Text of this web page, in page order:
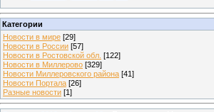
Категории
Новости в мире [29]
Новости в России [57]
Новости в Ростовской обл. [122]
Новости в Миллерово [329]
Новости Миллеровского района [41]
Новости Портала [26]
Разные новости [1]